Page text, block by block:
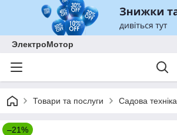
ЭлектроМотор
Товари та послуги Садова техніка
–21%